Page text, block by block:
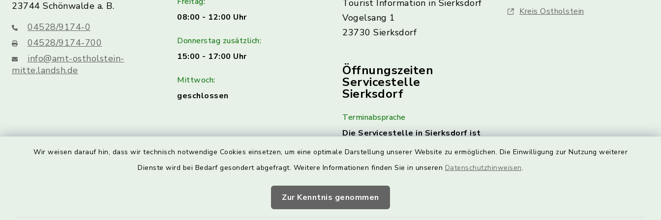
Wir weisen darauf hin, dass wir technisch notwendige Cookies einsetzen, um eine optimale Darstellung unserer Website zu ermöglichen. Die Einwilligung zur Nutzung weiterer
Dienste wird bei Bedarf gesondert abgefragt. Weitere Informationen finden Sie in unseren Datenschutzhinweisen.
Zur Kenntnis genommen
23744 Schönwalde a. B.
04528/9174-0
04528/9174-700
info@amt-ostholstein-
mitte.landsh.de
08:00 - 12:00 Uhr
Donnerstag zusätzlich:
15:00 - 17:00 Uhr
Mittwoch:
geschlossen
Tourist Information in Sierksdorf
Vogelsang 1
23730 Sierksdorf
Öffnungszeiten
Servicestelle
Sierksdorf
Terminabsprache
Die Servicestelle in Sierksdorf ist
geöffnet. Hierzu ist eine
Terminabsprache erforderlich.
Die Kontaktdaten finden Sie
Nächste Termine:
Kreis Ostholstein